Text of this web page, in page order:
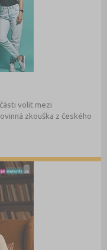
volit mezi
zkouška z českého